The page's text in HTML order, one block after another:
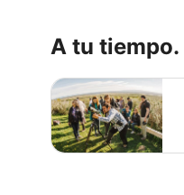
A tu tiempo.